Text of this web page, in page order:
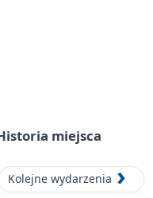
miejsca
Kolejne wydarzenia